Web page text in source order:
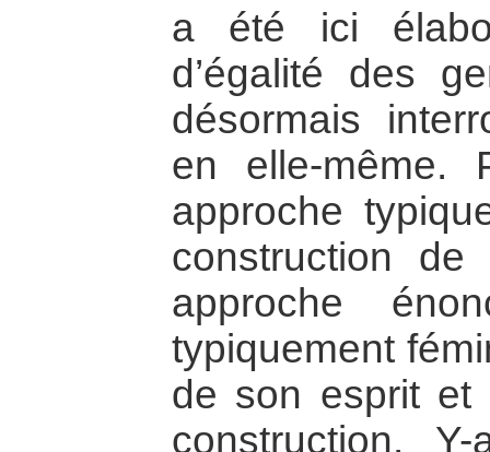
a été ici
d’égalité des
désormais
en elle-même.
approche
construction
approche
typiquement
de son esprit et
construction.